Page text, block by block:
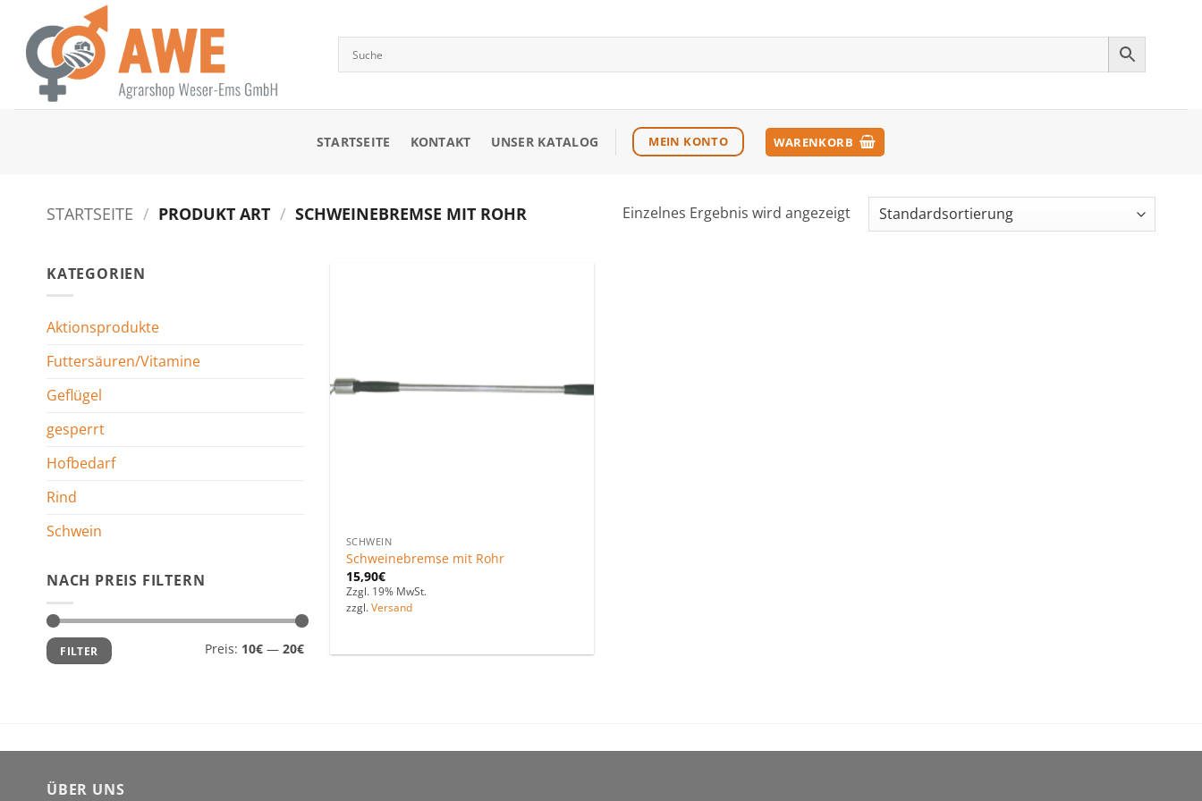
Inhalt
springen
STARTSEITE KONTAKT UNSER KATALOG MEIN KONTO WARENKORB
STARTSEITE / PRODUKT ART / SCHWEINEBREMSE MIT ROHR Einzelnes Ergebnis wird angezeigt
KATEGORIEN
Aktionsprodukte
Futtersäuren/Vitamine
Geflügel
gesperrt
Hofbedarf
Rind
Schwein
NACH PREIS FILTERN
Min.
Preis
Max.
Preis
FILTER Preis: 10€— 20€
SCHWEIN
Schweinebremse mit Rohr
15,90€
Zzgl. 19% MwSt.
zzgl. Versand
ÜBER UNS